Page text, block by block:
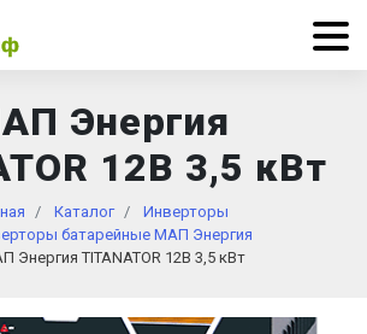
Энергия
12В 3,5 кВт
Каталог
Инверторы
батарейные МАП Энергия
Энергия TITANATOR 12В 3,5 кВт